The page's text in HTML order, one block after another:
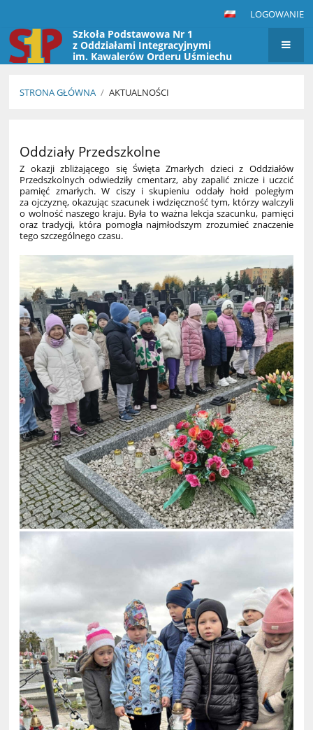
LOGOWANIE
Szkoła Podstawowa Nr 1
z Oddziałami Integracyjnymi
im. Kawalerów Orderu Uśmiechu
w Przasnyszu
STRONA GŁÓWNA / AKTUALNOŚCI
Oddziały Przedszkolne
Z okazji zbliżającego się Święta Zmarłych dzieci z Oddziałów
Przedszkolnych odwiedziły cmentarz, aby zapalić znicze i uczcić
pamięć zmarłych. W ciszy i skupieniu oddały hołd poległym
za ojczyznę, okazując szacunek i wdzięczność tym, którzy walczyli
o wolność naszego kraju. Była to ważna lekcja szacunku, pamięci
oraz tradycji, która pomogła najmłodszym zrozumieć znaczenie
tego szczególnego czasu.